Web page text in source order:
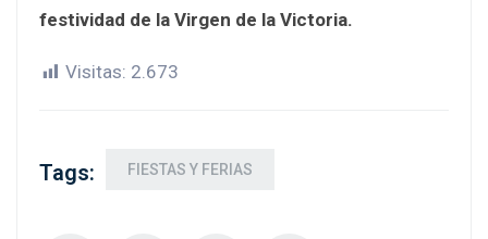
festividad de la Virgen de la Victoria.
Visitas: 2.673
Tags: FIESTAS Y FERIAS